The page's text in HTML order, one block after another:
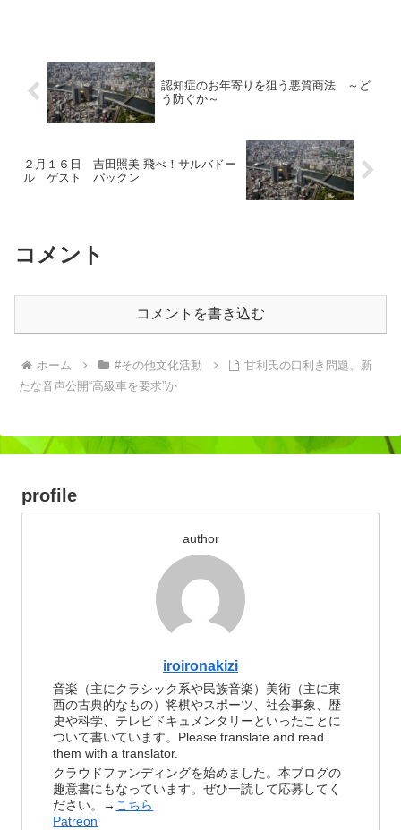
認知症のお年寄りを狙う悪質商法 ～ど
う防ぐか～
２月１６日 吉田照美 飛べ！サルバドー
ル ゲスト パックン
コメント
コメントを書き込む
ホーム #その他文化活動
甘利氏の口利き問題、新
たな音声公開“高級車を要求”か
profile
author
iroironakizi
音楽（主にクラシック系や民族音楽）美術（主に東
西の古典的なもの）将棋やスポーツ、社会事象、歴
史や科学、テレビドキュメンタリーといったことに
ついて書いています。Please translate and read
them with a translator.
クラウドファンディングを始めました。本ブログの
趣意書にもなっています。ぜひ一読して応募してく
ださい。→ こちら
Patreon